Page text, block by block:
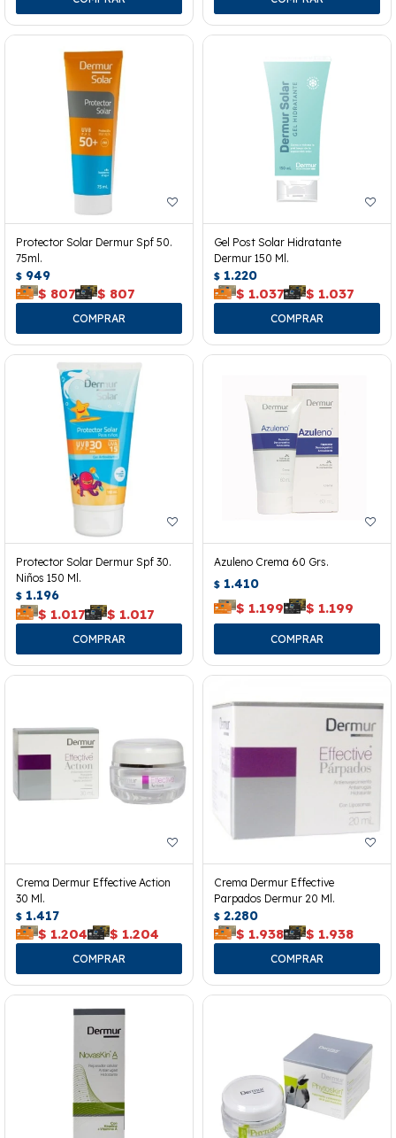
Protector Solar Dermur Spf 50.
75ml.
$ 949
$ 807 $ 807
Gel Post Solar Hidratante
Dermur 150 Ml.
$ 1.220
$ 1.037 $ 1.037
Protector Solar Dermur Spf 30.
Niños 150 Ml.
$ 1.196
$ 1.017 $ 1.017
Azuleno Crema 60 Grs.
$ 1.410
$ 1.199 $ 1.199
Crema Dermur Effective Action
30 Ml.
$ 1.417
$ 1.204 $ 1.204
Crema Dermur Effective
Parpados Dermur 20 Ml.
$ 2.280
$ 1.938 $ 1.938